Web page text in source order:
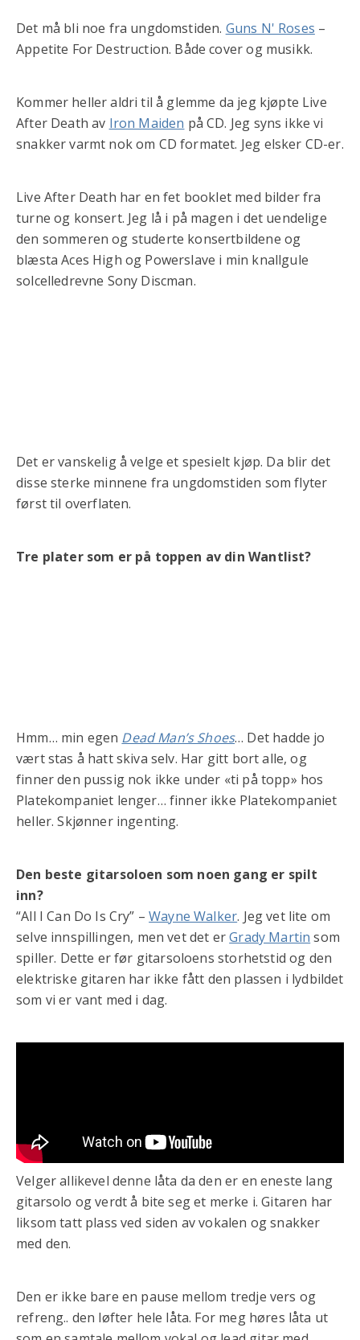
Det må bli noe fra ungdomstiden. Guns N' Roses –
Appetite For Destruction. Både cover og musikk.
Kommer heller aldri til å glemme da jeg kjøpte Live
After Death av Iron Maiden på CD. Jeg syns ikke vi
snakker varmt nok om CD formatet. Jeg elsker CD-er.
Live After Death har en fet booklet med bilder fra
turne og konsert. Jeg lå i på magen i det uendelige
den sommeren og studerte konsertbildene og
blæsta Aces High og Powerslave i min knallgule
solcelledrevne Sony Discman.
Det er vanskelig å velge et spesielt kjøp. Da blir det
disse sterke minnene fra ungdomstiden som flyter
først til overflaten.
Tre plater som er på toppen av din Wantlist?
Hmm… min egen Dead Man’s Shoes… Det hadde jo
vært stas å hatt skiva selv. Har gitt bort alle, og
finner den pussig nok ikke under «ti på topp» hos
Platekompaniet lenger… finner ikke Platekompaniet
heller. Skjønner ingenting.
Den beste gitarsoloen som noen gang er spilt
inn?
“All I Can Do Is Cry” –Wayne Walker. Jeg vet lite om
selve innspillingen, men vet det erGrady Martin som
spiller. Dette er før gitarsoloens storhetstid og den
elektriske gitaren har ikke fått den plassen i lydbildet
som vi er vant med i dag.
Velger allikevel denne låta da den er en eneste lang
gitarsolo og verdt å bite seg et merke i. Gitaren har
liksom tatt plass ved siden av vokalen og snakker
med den.
Den er ikke bare en pause mellom tredje vers og
refreng.. den løfter hele låta. For meg høres låta ut